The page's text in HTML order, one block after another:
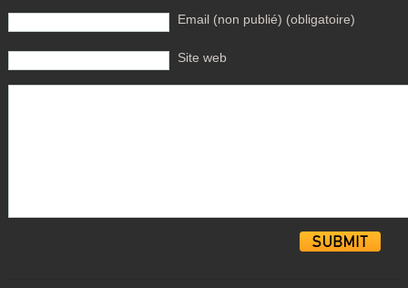
Email (non publié) (obligatoire)
Site web